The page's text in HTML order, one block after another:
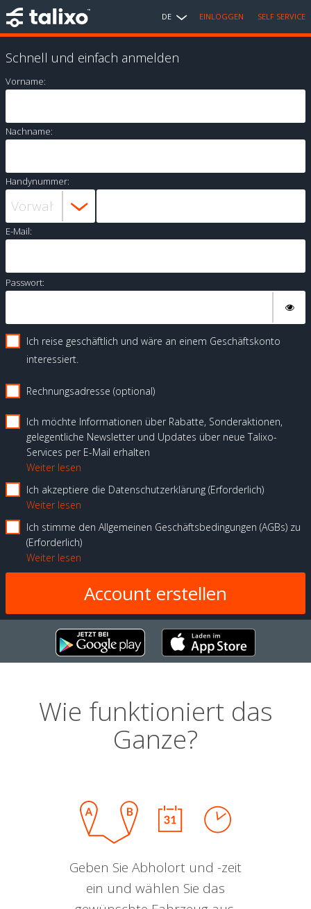
DE EINLOGGEN SELF SERVICE
Schnell und einfach anmelden
Vorname:
Nachname:
Handynummer:
E-Mail:
Passwort:
Ich reise geschäftlich und wäre an einem Geschäftskonto
interessiert.
Rechnungsadresse (optional)
Ich möchte Informationen über Rabatte, Sonderaktionen,
gelegentliche Newsletter und Updates über neue Talixo-
Services per E-Mail erhalten
Weiter lesen
Ich akzeptiere die Datenschutzerklärung Erforderlich
Weiter lesen
Ich stimme den Allgemeinen Geschäftsbedingungen (AGBs) zu
Erforderlich
Weiter lesen
Wie funktioniert das
Ganze?
Geben Sie Abholort und -zeit
ein und wählen Sie das